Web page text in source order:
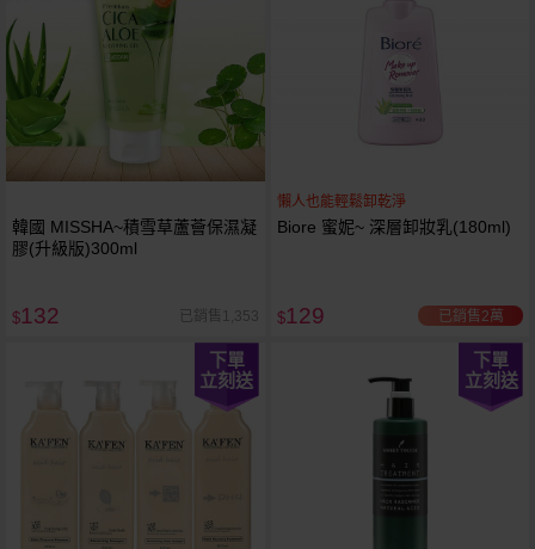
韓國 MISSHA~積雪草蘆薈保濕凝
膠(升級版)300ml
$132 已銷售1,353
懶人也能輕鬆卸乾淨
Biore 蜜妮~ 深層卸妝乳(180ml)
$129 已銷售2萬
下單
立刻送
下單
立刻送